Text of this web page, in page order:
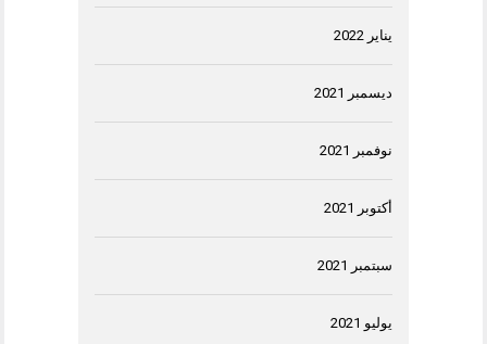
يناير 2022
ديسمبر 2021
نوفمبر 2021
أكتوبر 2021
سبتمبر 2021
يوليو 2021